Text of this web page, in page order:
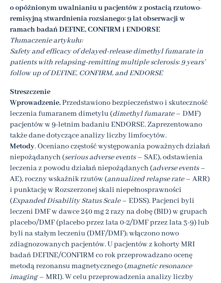
o opóźnionym uwalnianiu u pacjentów z postacią rzutowo-
remisyjną stwardnienia rozsianego: 9 lat obserwacji w
ramach badań DEFINE, CONFIRM i ENDORSE
Tłumaczenie artykułu:
Safety and efficacy of delayed-release dimethyl fumarate in
patients with relapsing-remitting multiple sclerosis: 9 years’
follow up of DEFINE, CONFIRM, and ENDORSE
Streszczenie
Wprowadzenie.Przedstawiono bezpieczeństwo i skuteczność
leczenia fumaranem dimetylu (dimethyl fumarate– DMF)
pacjentów w 9-letnim badaniu ENDORSE. Zaprezentowano
także dane dotyczące analizy liczby limfocytów.
Metody. Oceniano częstość występowania poważnych działań
niepożądanych (serious adverse events– SAE), odstawienia
leczenia z powodu działań niepożądanych (adverse events–
AE), roczny wskaźnik rzutów (annualized relapse rate– ARR)
i punktację w Rozszerzonej skali niepełnosprawności
(Expanded Disability Status Scale– EDSS). Pacjenci byli
leczeni DMF w dawce 240 mg 2 razy na dobę (BID) w grupach
placebo/DMF (placebo przez lata 0-2/DMF przez lata 3-9) lub
byli na stałym leczeniu (DMF/DMF); włączono nowo
zdiagnozowanych pacjentów. U pacjentów z kohorty MRI
badań DEFINE/CONFIRM co rok przeprowadzano ocenę
metodą rezonansu magnetycznego (magnetic resonance
imaging– MRI). W celu przeprowadzenia analizy liczby